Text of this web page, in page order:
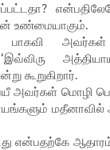
உண்மையாகும்.
கூறுகிறார்.
அவர்கள் மொழி
மதீனாவில்
என்பதற்கே